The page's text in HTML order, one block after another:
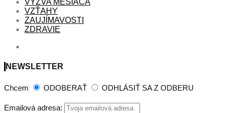
VZŤAHY
ZAUJÍMAVOSTI
ZDRAVIE
NEWSLETTER
Chcem ODOBERAŤ ODHLÁSIŤ SA Z ODBERU
Emailová adresa: